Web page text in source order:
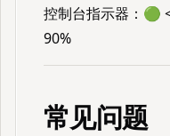
控制台指示器：🟢
90%
常见问题